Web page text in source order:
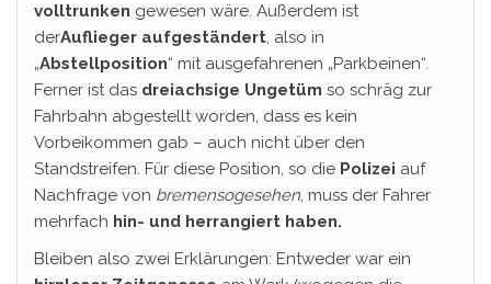
volltrunken gewesen wäre. Außerdem ist
derAuflieger aufgeständert, also in
„Abstellposition“ mit ausgefahrenen „Parkbeinen“.
Ferner ist das dreiachsige Ungetüm so schräg zur
Fahrbahn abgestellt worden, dass es kein
Vorbeikommen gab – auch nicht über den
Standstreifen. Für diese Position, so die Polizei auf
Nachfrage von bremensogesehen, muss der Fahrer
mehrfach hin- und herrangiert haben.
Bleiben also zwei Erklärungen: Entweder war ein